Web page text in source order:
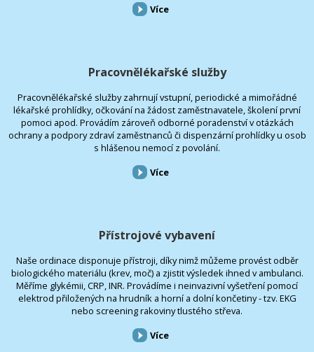
Více
Pracovnělékařské služby
Pracovnělékařské služby zahrnují vstupní, periodické a mimořádné
lékařské prohlídky, očkování na žádost zaměstnavatele, školení první
pomoci apod. Provádím zároveň odborné poradenství v otázkách
ochrany a podpory zdraví zaměstnanců či dispenzární prohlídky u osob
s hlášenou nemocí z povolání.
Více
Přístrojové vybavení
Naše ordinace disponuje přístroji, díky nimž můžeme provést odběr
biologického materiálu (krev, moč) a zjistit výsledek ihned v ambulanci.
Měříme glykémii, CRP, INR. Provádíme i neinvazivní vyšetření pomocí
elektrod přiložených na hrudník a horní a dolní končetiny - tzv. EKG
nebo screening rakoviny tlustého střeva.
Více